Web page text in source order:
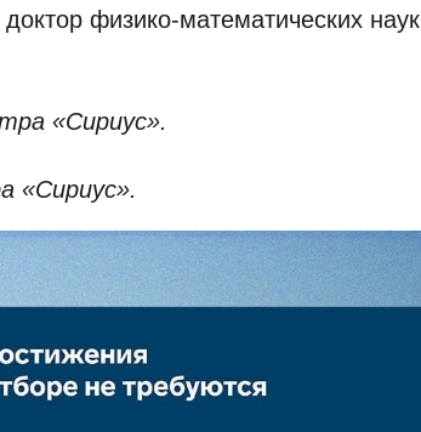
физико-математических наук
«Сириус».
«Сириус».